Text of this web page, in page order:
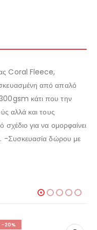
Coral Fleece,
από απαλό
κάτι που την
αλλά και τους
για να ομορφαίνει
-Συσκευασία δώρου με
-20%